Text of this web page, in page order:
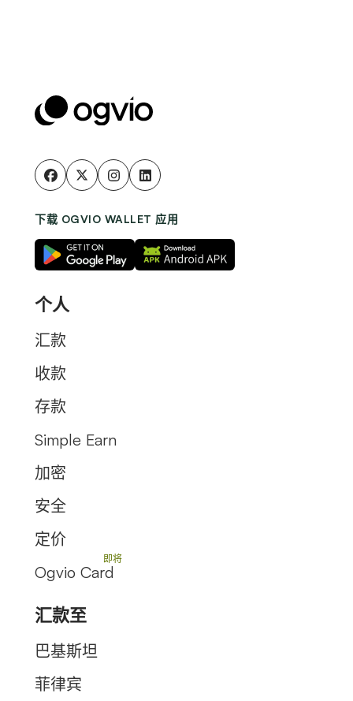
下载 OGVIO WALLET 应用
个人
汇款
收款
存款
Simple Earn
加密
安全
定价
Ogvio Card
汇款至
巴基斯坦
菲律宾